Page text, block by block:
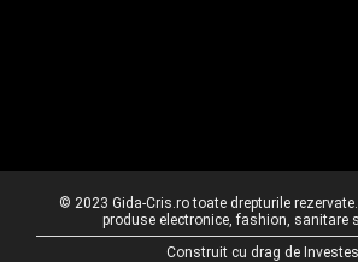
© 2023 Gida-Cris.ro toate drepturile
produse electronice, fashion, sanitare
Construit cu drag de